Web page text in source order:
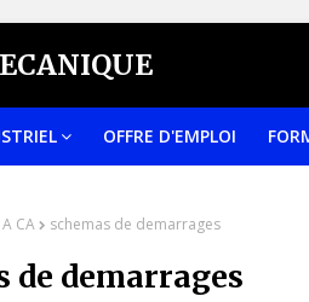
OFFRE D'EMPLOI
CA schemas de demarrages
de demarrages